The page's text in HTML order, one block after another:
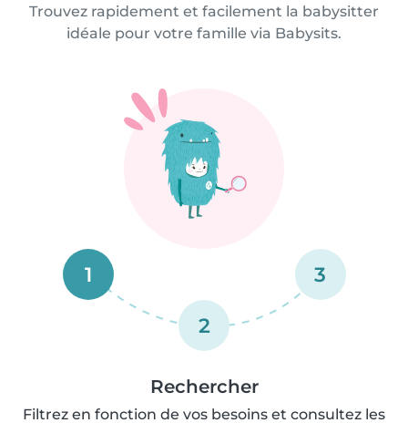
Trouvez rapidement et facilement la babysitter
idéale pour votre famille via Babysits.
1
2
3
Rechercher
Filtrez en fonction de vos besoins et consultez les